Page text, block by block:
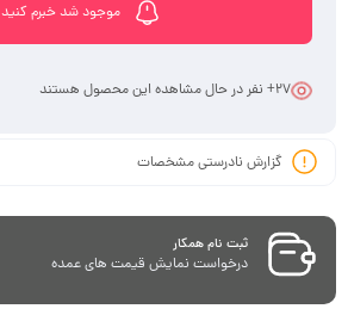
موجود شد خبرم کنید
27+ نفر در حال مشاهده این محصول هستند
گزارش نادرستی مشخصات
ثبت نام همکار
درخواست نمایش قیمت های عمده